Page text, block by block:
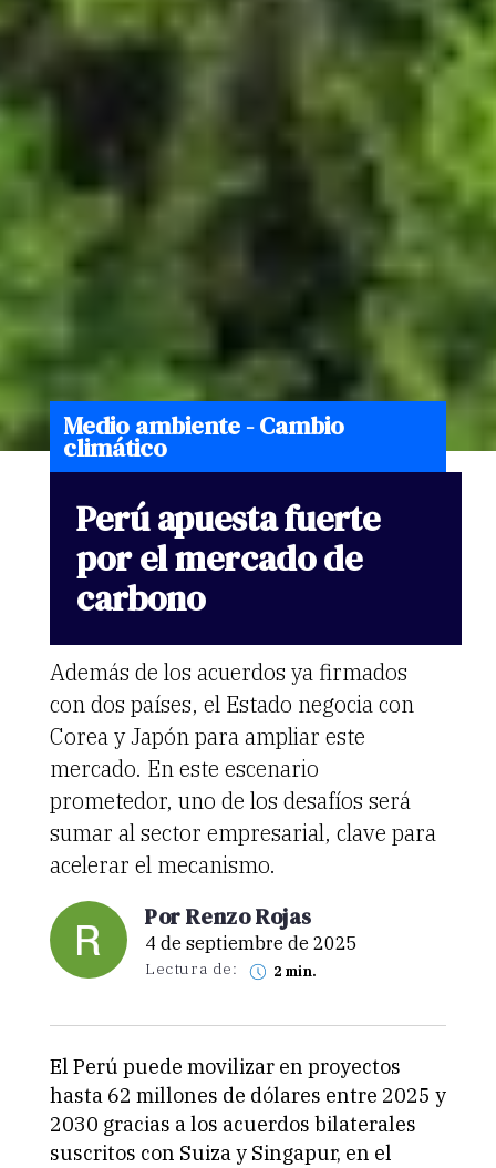
Medio ambiente - Cambio
climático
Perúapuestafuerte
porelmercadode
carbono
Además de los acuerdos ya firmados
con dos países, el Estado negocia con
Corea y Japón para ampliar este
mercado. En este escenario
prometedor, uno de los desafíos será
sumar al sector empresarial, clave para
acelerar el mecanismo.
Por Renzo Rojas
4 de septiembre de 2025
Lectura de: 2 min.
El Perú puede movilizar en proyectos
hasta 62 millones de dólares entre 2025 y
2030 gracias a los acuerdos bilaterales
suscritos con Suiza y Singapur, en el